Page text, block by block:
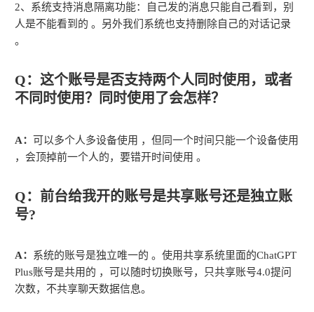
2、系统支持消息隔离功能：自己发的消息只能自己看到，别
人是不能看到的 。另外我们系统也支持删除自己的对话记录
。
Q：这个账号是否支持两个人同时使用，或者
不同时使用？同时使用 了会怎样？
A： 可以多个人多设备使用 ，但同一个时间只能一个设备使用
，会顶掉前一个人的，要错开时间使用 。
Q：前台给我开的账号是共享账号还是独立账
号?
A： 系统的账号是独立唯一的 。使用共享系统里面的ChatGPT
Plus账号是共用的 ，可以随时切换账号，只共享账号4.0提问
次数，不共享聊天数据信息。